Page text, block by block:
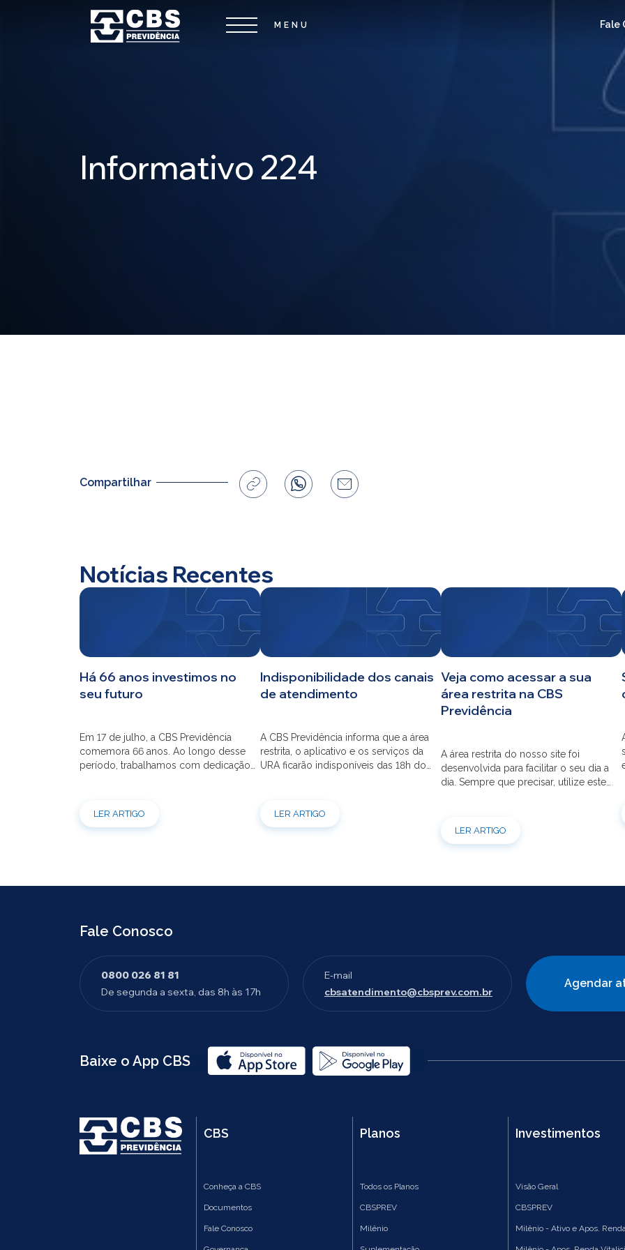
Fale
CBS
Planos
Investimentos
Informativo 224
Compartilhar
Notícias Recentes
Há 66 anos investimos no
seu futuro
Em 17 de julho, a CBS Previdência
comemora 66 anos. Ao longo desse
período, trabalhamos com dedicação
aniversário, reforçamos o nosso
LER ARTIGO
Indisponibilidade dos canais
de atendimento
A CBS Previdência informa que a área
restrita, o aplicativo e os serviços da
URA ficarão indisponíveis das 18h do
por e-mail também ficarão
LER ARTIGO
Veja como acessar a sua
área restrita na CBS
Previdência
A área restrita do nosso site foi
desenvolvida para facilitar o seu dia a
dia. Sempre que precisar, utilize este
acesso, confira o passo a passo.
LER ARTIGO
Fale Conosco
0800 026 81 81
De segunda a sexta, das 8h às 17h
E-mail
cbsatendimento@cbsprev.com.br
Agendar
Baixe o App CBS
CBS
Conheça a CBS
Documentos
Fale Conosco
Planos
Todos os Planos
CBSPREV
Milênio
Investimentos
Visão Geral
CBSPREV
Milênio - Ativo e Apos.